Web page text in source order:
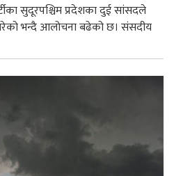
सुदूरपश्चिम प्रदेशका दुई सांसदले
भन्दै आलोचना बढेको छ। स‌ंसदीय